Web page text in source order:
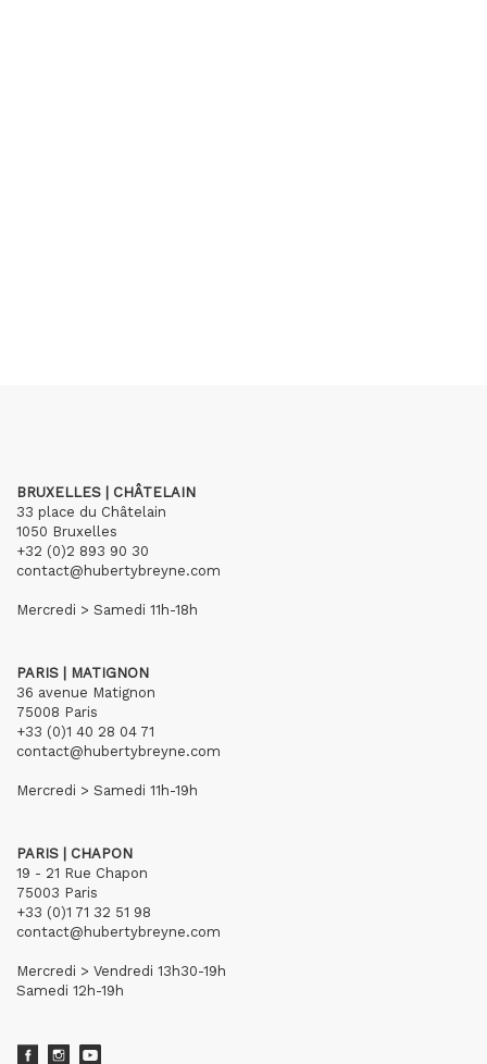
BRUXELLES | CHÂTELAIN
33 place du Châtelain
1050 Bruxelles
+32 (0)2 893 90 30
contact@hubertybreyne.com
Mercredi > Samedi 11h-18h
PARIS | MATIGNON
36 avenue Matignon
75008 Paris
+33 (0)1 40 28 04 71
contact@hubertybreyne.com
Mercredi > Samedi 11h-19h
PARIS | CHAPON
19 - 21 Rue Chapon
75003 Paris
+33 (0)1 71 32 51 98
contact@hubertybreyne.com
Mercredi > Vendredi 13h30-19h
Samedi 12h-19h